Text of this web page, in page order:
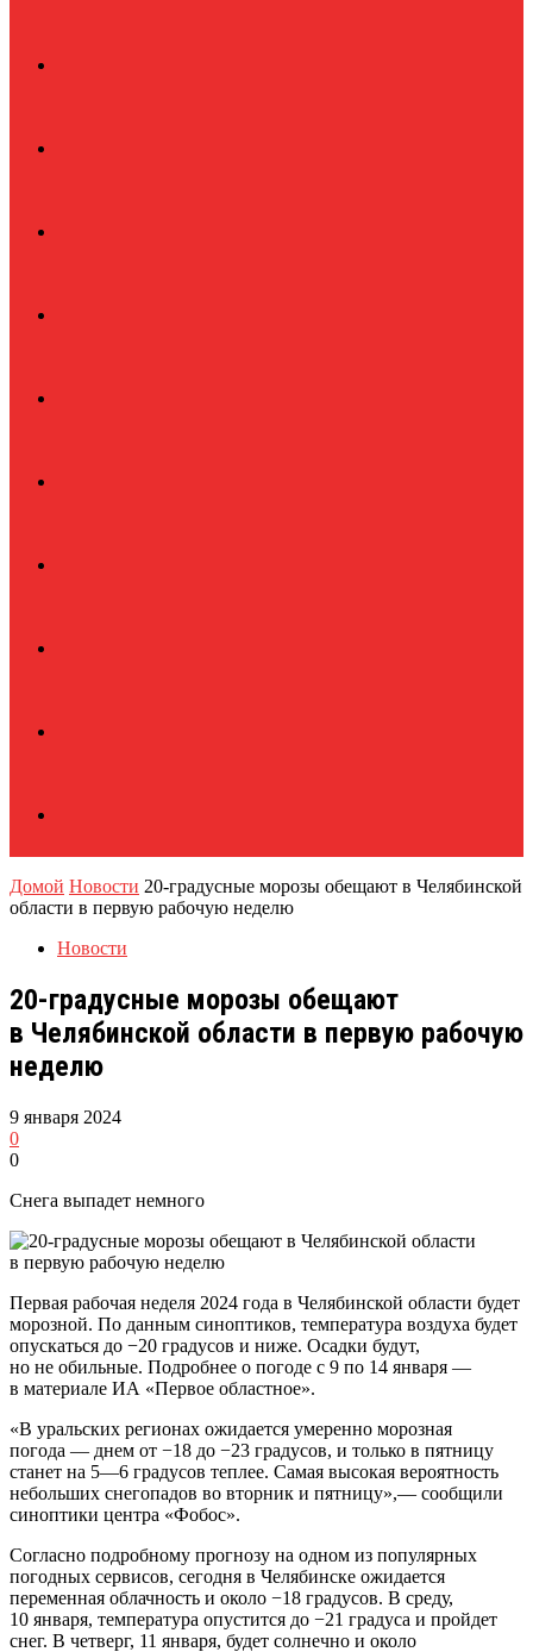
Домой Новости 20-градусные морозы обещают в Челябинской
области в первую рабочую неделю
Новости
20-градусные морозы обещают
в Челябинской области в первую рабочую
неделю
9 января 2024
0
0
Снега выпадет немного
Первая рабочая неделя 2024 года в Челябинской области будет
морозной. По данным синоптиков, температура воздуха будет
опускаться до −20 градусов и ниже. Осадки будут,
но не обильные. Подробнее о погоде с 9 по 14 января —
в материале ИА «Первое областное».
«В уральских регионах ожидается умеренно морозная
погода — днем от −18 до −23 градусов, и только в пятницу
станет на 5—6 градусов теплее. Самая высокая вероятность
небольших снегопадов во вторник и пятницу»,— сообщили
синоптики центра «Фобос».
Согласно подробному прогнозу на одном из популярных
погодных сервисов, сегодня в Челябинске ожидается
переменная облачность и около −18 градусов. В среду,
10 января, температура опустится до −21 градуса и пройдет
снег. В четверг, 11 января, будет солнечно и около